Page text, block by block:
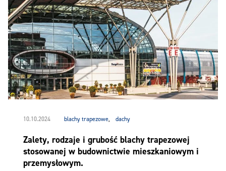
10.10.2024 blachy trapezowe, dachy
Zalety, rodzaje i grubość blachy trapezowej
stosowanej w budownictwie mieszkaniowym i
przemysłowym.